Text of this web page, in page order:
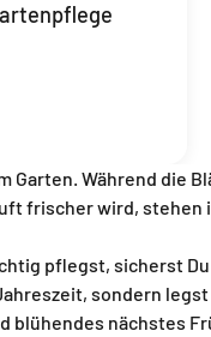
Garten. Während die
frischer wird, stehen
pflegst, sicherst
sondern
blühendes nächstes